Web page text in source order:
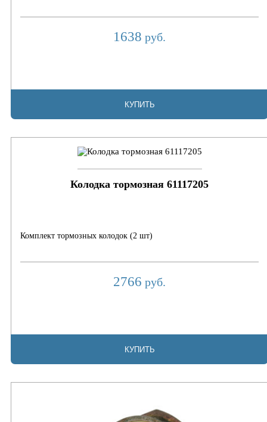
1638 руб.
КУПИТЬ
Колодка тормозная 61117205
Комплект тормозных колодок (2 шт)
2766 руб.
КУПИТЬ